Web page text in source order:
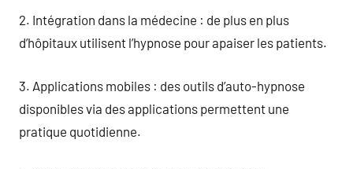
2. Intégration dans la médecine : de plus en plus
d’hôpitaux utilisent l’hypnose pour apaiser les patients.
3. Applications mobiles : des outils d’auto-hypnose
disponibles via des applications permettent une
pratique quotidienne.